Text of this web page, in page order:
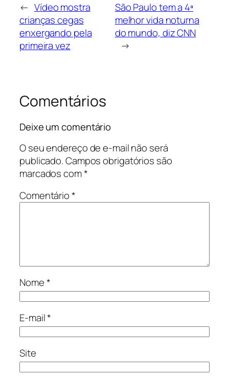
← Vídeo mostra
crianças cegas
enxergando pela
primeira vez
São Paulo tem a 4ª
melhor vida noturna
do mundo, diz CNN
→
Comentários
Deixe um comentário
O seu endereço de e-mail não será
publicado.Campos obrigatórios são
marcados com*
Comentário*
Nome*
E-mail*
Site